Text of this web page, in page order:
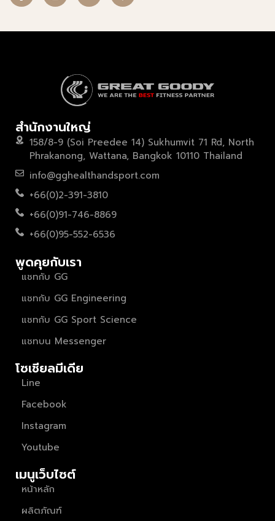
สำนักงานใหญ่
158/8-9 (Soi Preedee 14) Sukhumvit 71 Rd, North
Phrakanong, Wattana, Bangkok 10110 Thailand
info@gghealthandsport.com
+66(0)2-391-3810
+66(0)91-746-8869
+66(0)95-552-6536
พูดคุยกับเรา
แชทกับ GG
แชทกับ GG Engineering
แชทกับ GG Sport Science
แชทบน Messenger
โซเชียลมีเดีย
Line
Facebook
Instagram
Youtube
เมนูเว็บไซต์
หน้าหลัก
ผลิตภัณฑ์